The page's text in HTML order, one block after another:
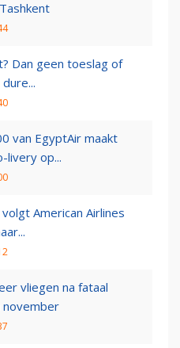
Dan geen toeslag of
van EgyptAir maakt
livery op...
American Airlines
vliegen na fataal
november